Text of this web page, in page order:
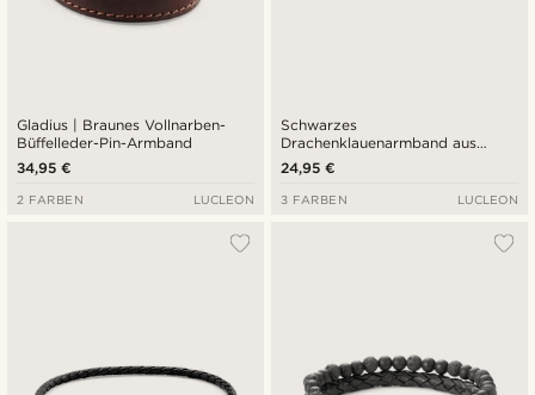
Gladius | Braunes Vollnarben-
Büffelleder-Pin-Armband
34,95 €
2 FARBEN LUCLEON
Schwarzes
Drachenklauenarmband aus
Edelstahl und Kunstleder
24,95 €
3 FARBEN LUCLEON